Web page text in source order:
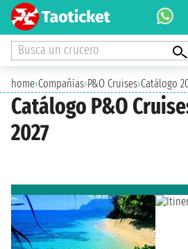
Busca un crucero
home›Compañías›P&O Cruises›Catálogo
Catálogo P&O
2027